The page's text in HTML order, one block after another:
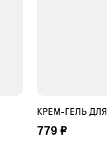
КРЕМ-ГЕЛЬ
779 ₽